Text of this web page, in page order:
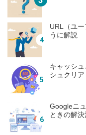
URL（ユ
うに解説
キャッシ
シュクリ
Googleニ
ときの解決